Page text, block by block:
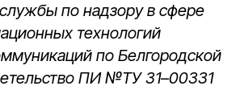
по надзору в сфере
технологий
по Белгородской
ПИ №ТУ 31–00331